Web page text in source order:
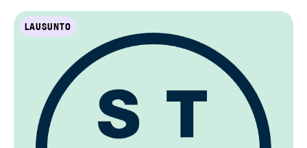
LAUSUNTO